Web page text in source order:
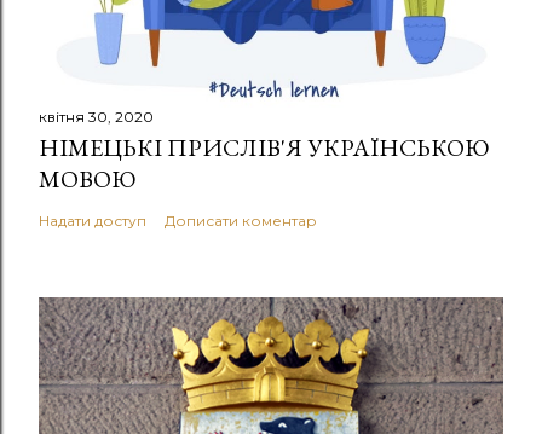
квітня 30, 2020
НІМЕЦЬКІ ПРИСЛІВ'Я УКРАЇНСЬКОЮ
МОВОЮ
Надати доступ Дописати коментар